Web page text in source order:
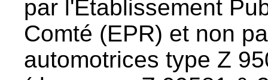
par l'Etablissement
Comté (EPR) et non
automotrices type Z